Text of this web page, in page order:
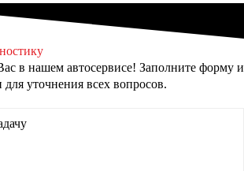
в нашем автосервисе! Заполните форму и
уточнения всех вопросов.